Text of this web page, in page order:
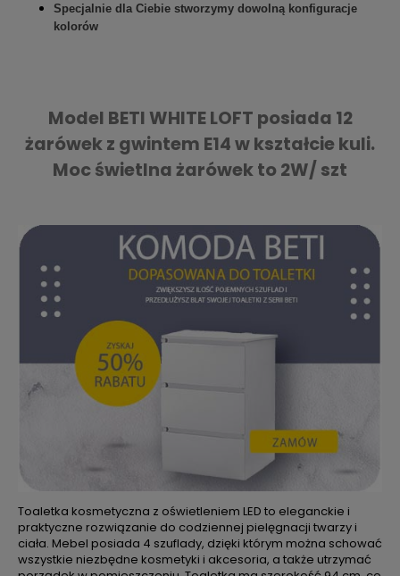
Specjalnie dla Ciebie stworzymy dowolną konfiguracje
kolorów
Model BETI WHITE LOFT posiada 12
żarówek z gwintem E14 w kształcie kuli.
Moc świetlna żarówek to 2W/ szt
Toaletka kosmetyczna z oświetleniem LED to eleganckie i
praktyczne rozwiązanie do codziennej pielęgnacji twarzy i
ciała. Mebel posiada 4 szuflady, dzięki którym można schować
wszystkie niezbędne kosmetyki i akcesoria, a także utrzymać